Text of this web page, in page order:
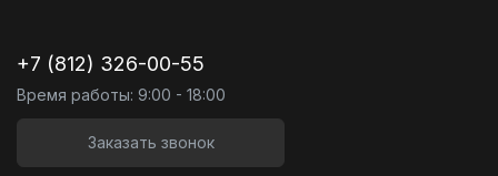
+7 (812) 326-00-55
Время работы: 9:00 - 18:00
Заказать звонок